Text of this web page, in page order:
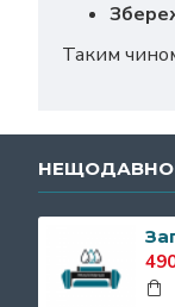
Таким
НЕЩОДАВНО